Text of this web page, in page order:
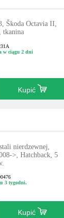
Škoda Octavia II,
tkanina
w ciągu 2 dni
Kupić
nierdzewnej,
>, Hatchback, 5
3 tygodni.
Kupić